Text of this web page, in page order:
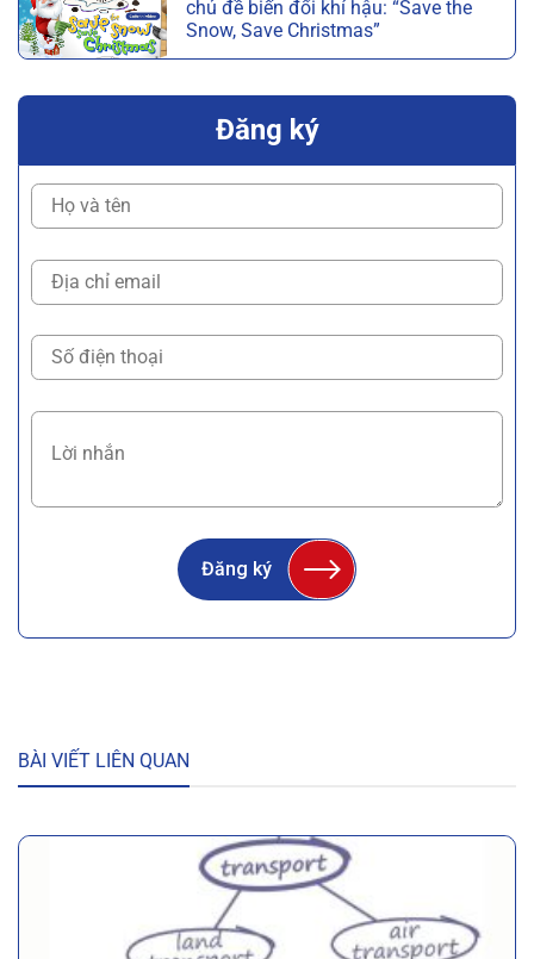
chủ đề biến đổi khí hậu: “Save the
Snow, Save Christmas”
Đăng ký
Đăng ký
BÀI VIẾT LIÊN QUAN